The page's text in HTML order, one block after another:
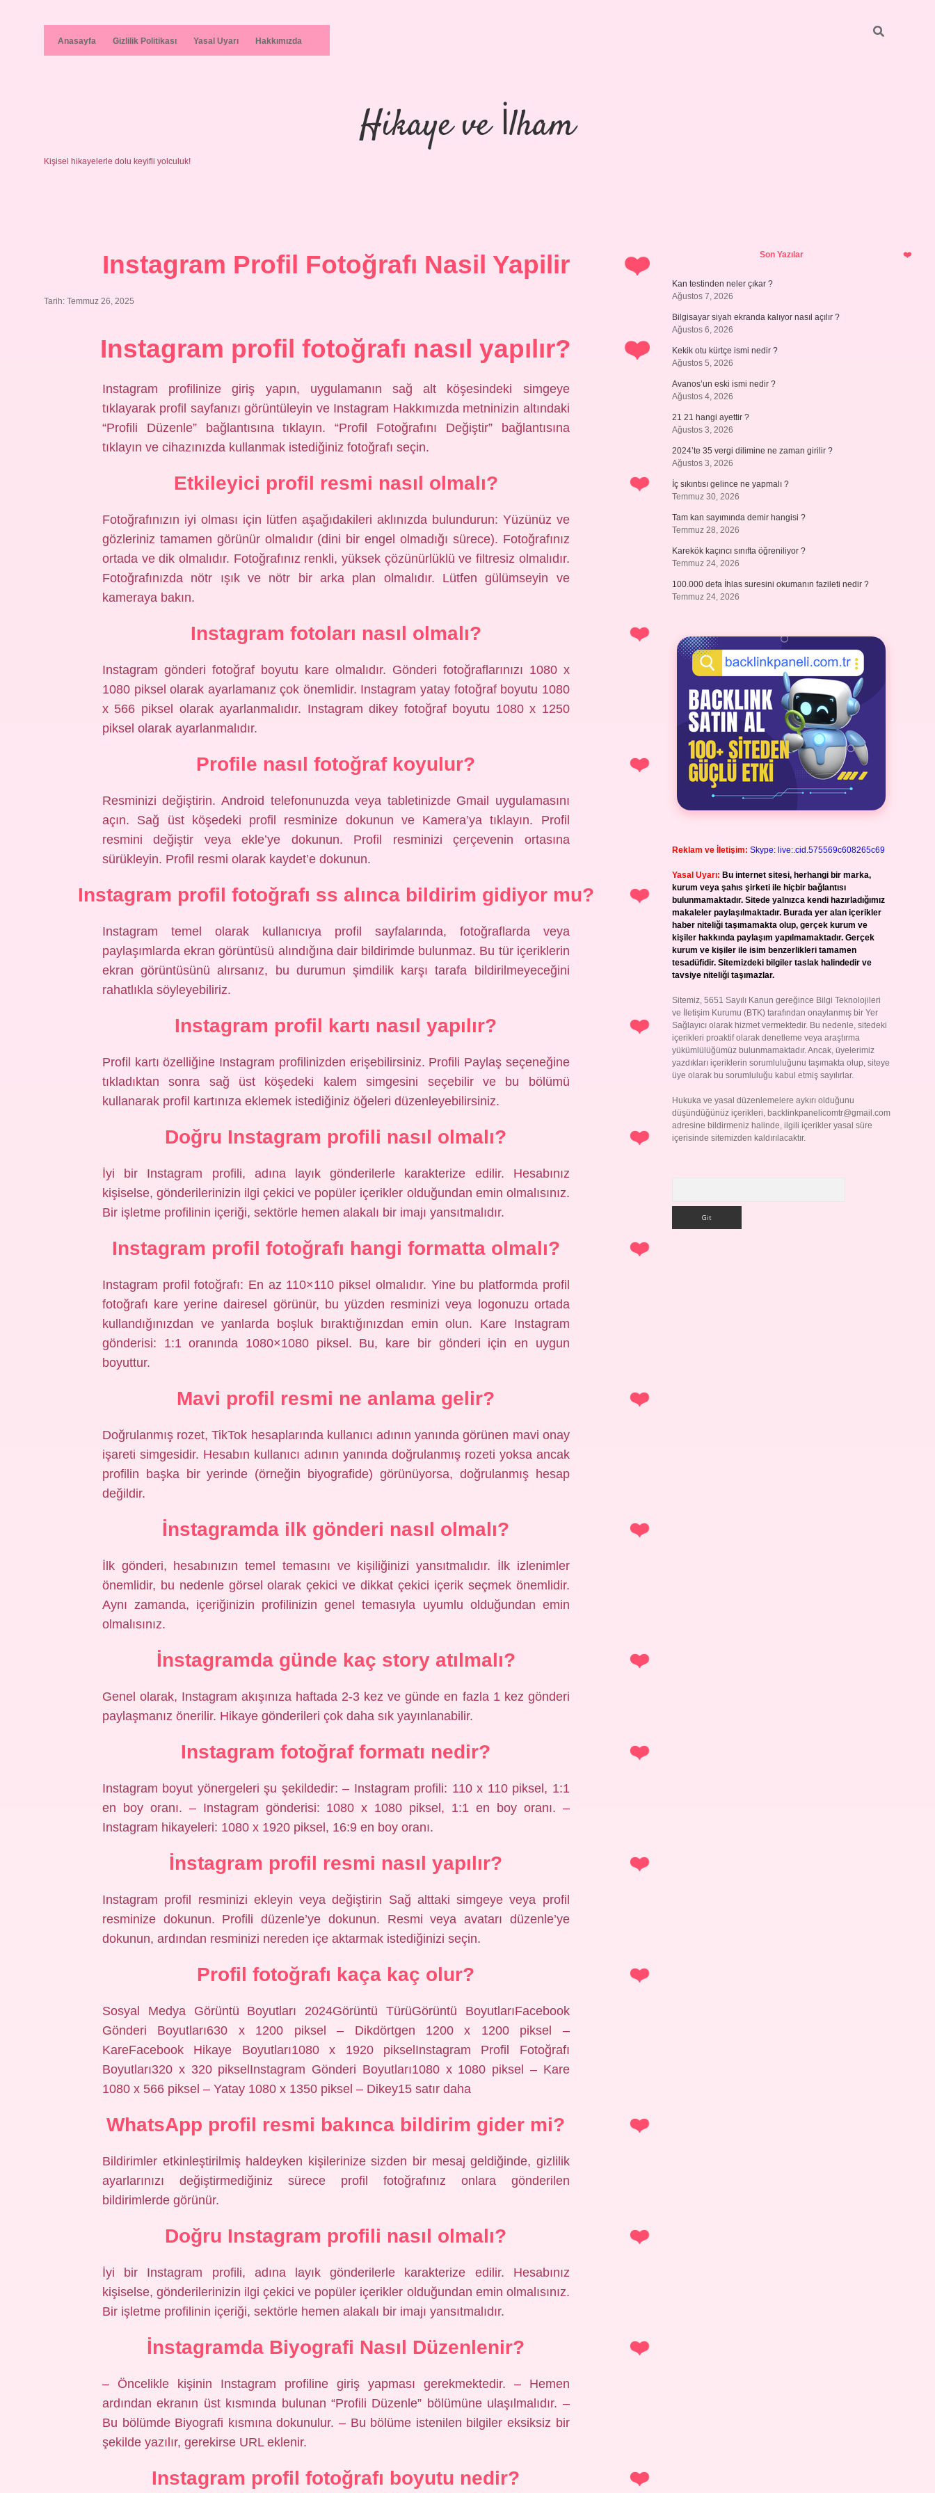
Anasayfa Gizlilik Politikası Yasal Uyarı Hakkımızda
Hikaye ve İlham
Kişisel hikayelerle dolu keyifli yolculuk!
Instagram Profil Fotoğrafı Nasil Yapilir
Tarih: Temmuz 26, 2025
Instagram profil fotoğrafı nasıl yapılır?
Instagram profilinize giriş yapın, uygulamanın sağ alt köşesindeki simgeye
tıklayarak profil sayfanızı görüntüleyin ve Instagram Hakkımızda metninizin altındaki
“Profili Düzenle” bağlantısına tıklayın. “Profil Fotoğrafını Değiştir” bağlantısına
tıklayın ve cihazınızda kullanmak istediğiniz fotoğrafı seçin.
Etkileyici profil resmi nasıl olmalı?
Fotoğrafınızın iyi olması için lütfen aşağıdakileri aklınızda bulundurun: Yüzünüz ve
gözleriniz tamamen görünür olmalıdır (dini bir engel olmadığı sürece). Fotoğrafınız
ortada ve dik olmalıdır. Fotoğrafınız renkli, yüksek çözünürlüklü ve filtresiz olmalıdır.
Fotoğrafınızda nötr ışık ve nötr bir arka plan olmalıdır. Lütfen gülümseyin ve
kameraya bakın.
Instagram fotoları nasıl olmalı?
Instagram gönderi fotoğraf boyutu kare olmalıdır. Gönderi fotoğraflarınızı 1080 x
1080 piksel olarak ayarlamanız çok önemlidir. Instagram yatay fotoğraf boyutu 1080
x 566 piksel olarak ayarlanmalıdır. Instagram dikey fotoğraf boyutu 1080 x 1250
piksel olarak ayarlanmalıdır.
Profile nasıl fotoğraf koyulur?
Resminizi değiştirin. Android telefonunuzda veya tabletinizde Gmail uygulamasını
açın. Sağ üst köşedeki profil resminize dokunun ve Kamera’ya tıklayın. Profil
resmini değiştir veya ekle’ye dokunun. Profil resminizi çerçevenin ortasına
sürükleyin. Profil resmi olarak kaydet’e dokunun.
Instagram profil fotoğrafı ss alınca bildirim gidiyor mu?
Instagram temel olarak kullanıcıya profil sayfalarında, fotoğraflarda veya
paylaşımlarda ekran görüntüsü alındığına dair bildirimde bulunmaz. Bu tür içeriklerin
ekran görüntüsünü alırsanız, bu durumun şimdilik karşı tarafa bildirilmeyeceğini
rahatlıkla söyleyebiliriz.
Instagram profil kartı nasıl yapılır?
Profil kartı özelliğine Instagram profilinizden erişebilirsiniz. Profili Paylaş seçeneğine
tıkladıktan sonra sağ üst köşedeki kalem simgesini seçebilir ve bu bölümü
kullanarak profil kartınıza eklemek istediğiniz öğeleri düzenleyebilirsiniz.
Doğru Instagram profili nasıl olmalı?
İyi bir Instagram profili, adına layık gönderilerle karakterize edilir. Hesabınız
kişiselse, gönderilerinizin ilgi çekici ve popüler içerikler olduğundan emin olmalısınız.
Bir işletme profilinin içeriği, sektörle hemen alakalı bir imajı yansıtmalıdır.
Instagram profil fotoğrafı hangi formatta olmalı?
Instagram profil fotoğrafı: En az 110×110 piksel olmalıdır. Yine bu platformda profil
fotoğrafı kare yerine dairesel görünür, bu yüzden resminizi veya logonuzu ortada
kullandığınızdan ve yanlarda boşluk bıraktığınızdan emin olun. Kare Instagram
gönderisi: 1:1 oranında 1080×1080 piksel. Bu, kare bir gönderi için en uygun
boyuttur.
Mavi profil resmi ne anlama gelir?
Doğrulanmış rozet, TikTok hesaplarında kullanıcı adının yanında görünen mavi onay
işareti simgesidir. Hesabın kullanıcı adının yanında doğrulanmış rozeti yoksa ancak
profilin başka bir yerinde (örneğin biyografide) görünüyorsa, doğrulanmış hesap
değildir.
İnstagramda ilk gönderi nasıl olmalı?
İlk gönderi, hesabınızın temel temasını ve kişiliğinizi yansıtmalıdır. İlk izlenimler
önemlidir, bu nedenle görsel olarak çekici ve dikkat çekici içerik seçmek önemlidir.
Aynı zamanda, içeriğinizin profilinizin genel temasıyla uyumlu olduğundan emin
olmalısınız.
İnstagramda günde kaç story atılmalı?
Genel olarak, Instagram akışınıza haftada 2-3 kez ve günde en fazla 1 kez gönderi
paylaşmanız önerilir. Hikaye gönderileri çok daha sık yayınlanabilir.
Instagram fotoğraf formatı nedir?
Instagram boyut yönergeleri şu şekildedir: – Instagram profili: 110 x 110 piksel, 1:1
en boy oranı. – Instagram gönderisi: 1080 x 1080 piksel, 1:1 en boy oranı. –
Instagram hikayeleri: 1080 x 1920 piksel, 16:9 en boy oranı.
İnstagram profil resmi nasıl yapılır?
Instagram profil resminizi ekleyin veya değiştirin Sağ alttaki simgeye veya profil
resminize dokunun. Profili düzenle’ye dokunun. Resmi veya avatarı düzenle’ye
dokunun, ardından resminizi nereden içe aktarmak istediğinizi seçin.
Profil fotoğrafı kaça kaç olur?
Sosyal Medya Görüntü Boyutları 2024Görüntü TürüGörüntü BoyutlarıFacebook
Gönderi Boyutları630 x 1200 piksel – Dikdörtgen 1200 x 1200 piksel –
KareFacebook Hikaye Boyutları1080 x 1920 pikselInstagram Profil Fotoğrafı
Boyutları320 x 320 pikselInstagram Gönderi Boyutları1080 x 1080 piksel – Kare
1080 x 566 piksel – Yatay 1080 x 1350 piksel – Dikey15 satır daha
WhatsApp profil resmi bakınca bildirim gider mi?
Bildirimler etkinleştirilmiş haldeyken kişilerinize sizden bir mesaj geldiğinde, gizlilik
ayarlarınızı değiştirmediğiniz sürece profil fotoğrafınız onlara gönderilen
bildirimlerde görünür.
Doğru Instagram profili nasıl olmalı?
İyi bir Instagram profili, adına layık gönderilerle karakterize edilir. Hesabınız
kişiselse, gönderilerinizin ilgi çekici ve popüler içerikler olduğundan emin olmalısınız.
Bir işletme profilinin içeriği, sektörle hemen alakalı bir imajı yansıtmalıdır.
İnstagramda Biyografi Nasıl Düzenlenir?
– Öncelikle kişinin Instagram profiline giriş yapması gerekmektedir. – Hemen
ardından ekranın üst kısmında bulunan “Profili Düzenle” bölümüne ulaşılmalıdır. –
Bu bölümde Biyografi kısmına dokunulur. – Bu bölüme istenilen bilgiler eksiksiz bir
şekilde yazılır, gerekirse URL eklenir.
Instagram profil fotoğrafı boyutu nedir?
SidebarSon Yazılar
Kan testinden neler çıkar ?
Ağustos 7, 2026
Bilgisayar siyah ekranda kalıyor nasıl açılır ?
Ağustos 6, 2026
Kekik otu kürtçe ismi nedir ?
Ağustos 5, 2026
Avanos’un eski ismi nedir ?
Ağustos 4, 2026
21 21 hangi ayettir ?
Ağustos 3, 2026
2024’te 35 vergi dilimine ne zaman girilir ?
Ağustos 3, 2026
İç sıkıntısı gelince ne yapmalı ?
Temmuz 30, 2026
Tam kan sayımında demir hangisi ?
Temmuz 28, 2026
Karekök kaçıncı sınıfta öğreniliyor ?
Temmuz 24, 2026
100.000 defa İhlas suresini okumanın fazileti nedir ?
Temmuz 24, 2026
Reklam ve İletişim: Skype: live:.cid.575569c608265c69
Yasal Uyarı: Bu internet sitesi, herhangi bir marka,
kurum veya şahıs şirketi ile hiçbir bağlantısı
bulunmamaktadır. Sitede yalnızca kendi hazırladığımız
makaleler paylaşılmaktadır. Burada yer alan içerikler
haber niteliği taşımamakta olup, gerçek kurum ve
kişiler hakkında paylaşım yapılmamaktadır. Gerçek
kurum ve kişiler ile isim benzerlikleri tamamen
tesadüfidir. Sitemizdeki bilgiler taslak halindedir ve
tavsiye niteliği taşımazlar.
Sitemiz, 5651 Sayılı Kanun gereğince Bilgi Teknolojileri
ve İletişim Kurumu (BTK) tarafından onaylanmış bir Yer
Sağlayıcı olarak hizmet vermektedir. Bu nedenle, sitedeki
içerikleri proaktif olarak denetleme veya araştırma
yükümlülüğümüz bulunmamaktadır. Ancak, üyelerimiz
yazdıkları içeriklerin sorumluluğunu taşımakta olup, siteye
üye olarak bu sorumluluğu kabul etmiş sayılırlar.
Hukuka ve yasal düzenlemelere aykırı olduğunu
düşündüğünüz içerikleri, backlinkpanelicomtr@gmail.com
adresine bildirmeniz halinde, ilgili içerikler yasal süre
içerisinde sitemizden kaldırılacaktır.